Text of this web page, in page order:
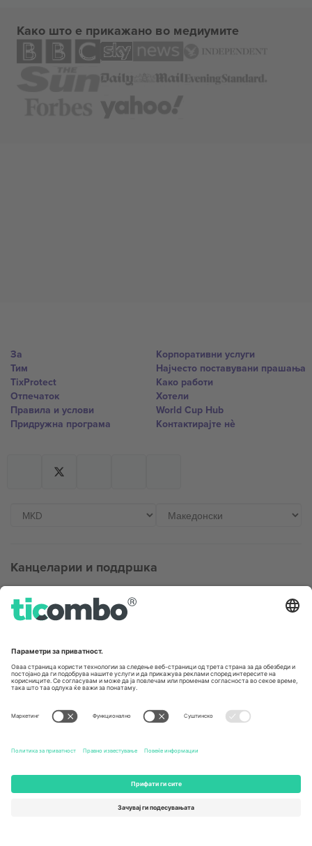
Како што е прикажано во медиумите
За
Тим
TixProtect
Отпечаток
Правила и услови
Придружна програма
Корпоративни услуги
Најчесто поставувани прашања
Како работи
Хотели
World Cup Hub
Контактирајте нѐ
Канцеларии и поддршка
Germany
Unter den Linden 24, 10117
167 City Road, London, Greater
United States
131 Continental Dr, Suite 305,
Newark, Delaware 19713, United
States
Switzerland
Engelberg, Switzerland
Bulgaria
Regus Sofia City West, bul
United Arab Emirates
UAE Dubai Silicon Oasis, DDP
Building A1, Office 302, Dubai,